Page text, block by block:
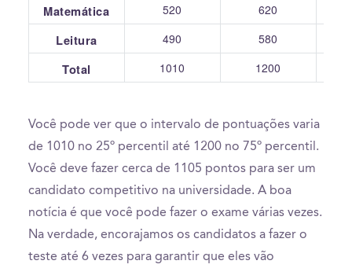
Matemática
520 620
Leitura 490 580
Total 1010 1200
Você pode ver que o intervalo de pontuações varia
de 1010 no 25º percentil até 1200 no 75º percentil.
Você deve fazer cerca de 1105 pontos para ser um
candidato competitivo na universidade. A boa
notícia é que você pode fazer o exame várias vezes.
Na verdade, encorajamos os candidatos a fazer o
teste até 6 vezes para garantir que eles vão